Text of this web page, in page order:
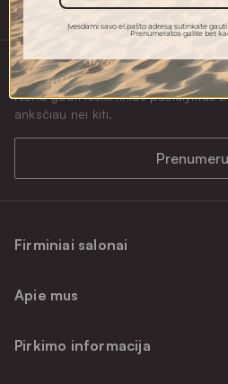
+370 634 85000
Firminiai salonai
Firminiai salonai Klaipėdoje
Apie mus
Pirkimo informacija
Naujienlaiškio prenumerata
Noriu gauti išskirtinius pasiūlymus
anksčiau nei kiti.
Įvesdami savo el.pašto adresą sutinkate
Prenumeratos galite bet